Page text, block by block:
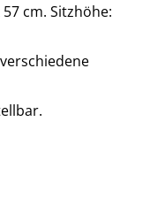
57 cm. Sitzhöhe: